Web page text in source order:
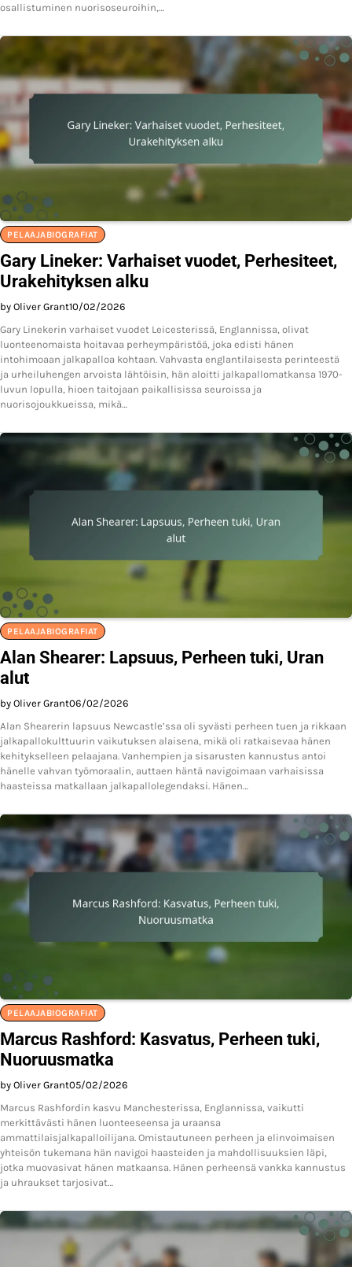
osallistuminen nuorisoseuroihin,…
PELAAJABIOGRAFIAT
Gary Lineker: Varhaiset vuodet, Perhesiteet,
Urakehityksen alku
by Oliver Grant10/02/2026
Gary Linekerin varhaiset vuodet Leicesterissä, Englannissa, olivat
luonteenomaista hoitavaa perheympäristöä, joka edisti hänen
intohimoaan jalkapalloa kohtaan. Vahvasta englantilaisesta perinteestä
ja urheiluhengen arvoista lähtöisin, hän aloitti jalkapallomatkansa 1970-
luvun lopulla, hioen taitojaan paikallisissa seuroissa ja
nuorisojoukkueissa, mikä…
PELAAJABIOGRAFIAT
Alan Shearer: Lapsuus, Perheen tuki, Uran
alut
by Oliver Grant06/02/2026
Alan Shearerin lapsuus Newcastle’ssa oli syvästi perheen tuen ja rikkaan
jalkapallokulttuurin vaikutuksen alaisena, mikä oli ratkaisevaa hänen
kehitykselleen pelaajana. Vanhempien ja sisarusten kannustus antoi
hänelle vahvan työmoraalin, auttaen häntä navigoimaan varhaisissa
haasteissa matkallaan jalkapallolegendaksi. Hänen…
PELAAJABIOGRAFIAT
Marcus Rashford: Kasvatus, Perheen tuki,
Nuoruusmatka
by Oliver Grant05/02/2026
Marcus Rashfordin kasvu Manchesterissa, Englannissa, vaikutti
merkittävästi hänen luonteeseensa ja uraansa
ammattilaisjalkapalloilijana. Omistautuneen perheen ja elinvoimaisen
yhteisön tukemana hän navigoi haasteiden ja mahdollisuuksien läpi,
jotka muovasivat hänen matkaansa. Hänen perheensä vankka kannustus
ja uhraukset tarjosivat…